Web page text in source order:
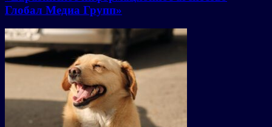
Глобал Медиа Групп»